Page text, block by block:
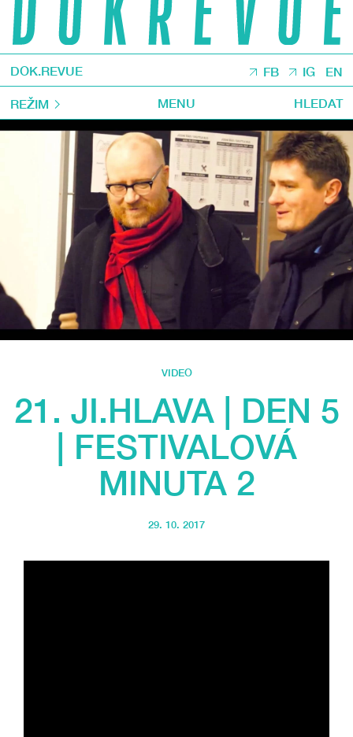
DOK.REVUE FB IG EN
REŽIM MENU HLEDAT
VIDEO
21. JI.HLAVA | DEN 5
| FESTIVALOVÁ
MINUTA 2
29. 10. 2017